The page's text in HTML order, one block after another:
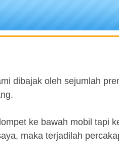
dibajak oleh sejumlah
ke bawah mobil tapi
maka terjadilah